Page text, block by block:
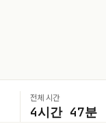
전체 시간
4시간 47분